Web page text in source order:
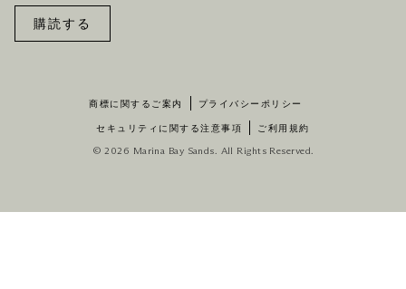
購読する
商標に関するご案内 プライバシーポリシー
セキュリティに関する注意事項 ご利用規約
© 2026 Marina Bay Sands. All Rights Reserved.